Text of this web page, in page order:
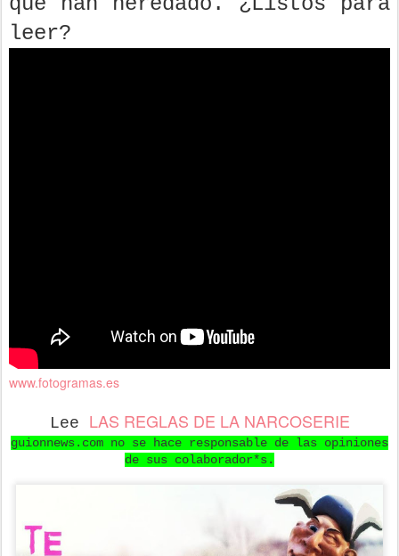
leer?
www.fotogramas.es
Lee LAS REGLAS DE LA NARCOSERIE
guionnews.com no se hace responsable de las opiniones
de sus colaborador*s.